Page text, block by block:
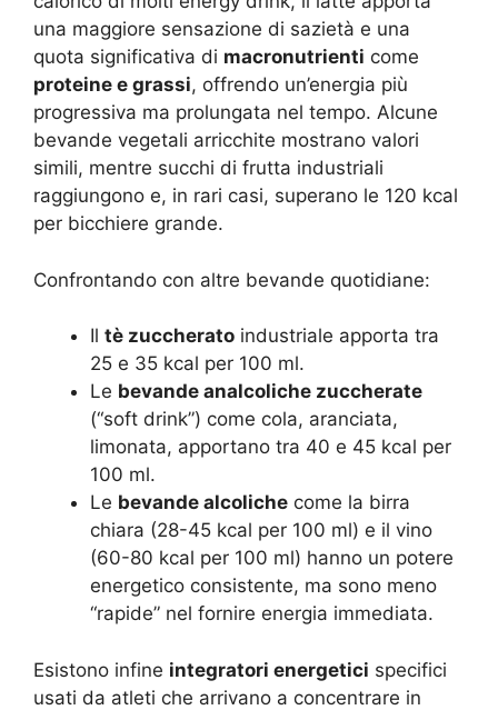
una maggiore sensazione di sazietà e una
quota significativa di macronutrienti come
proteine e grassi, offrendo un’energia più
progressiva ma prolungata nel tempo. Alcune
bevande vegetali arricchite mostrano valori
simili, mentre succhi di frutta industriali
raggiungono e, in rari casi, superano le 120 kcal
per bicchiere grande.
Confrontando con altre bevande quotidiane:
Il tè zuccherato industriale apporta tra
25 e 35 kcal per 100 ml.
Le bevande analcoliche zuccherate
(“soft drink”) come cola, aranciata,
limonata, apportano tra 40 e 45 kcal per
100 ml.
Le bevande alcoliche come la birra
chiara (28-45 kcal per 100 ml) e il vino
(60-80 kcal per 100 ml) hanno un potere
energetico consistente, ma sono meno
“rapide” nel fornire energia immediata.
Esistono infine integratori energetici specifici
usati da atleti che arrivano a concentrare in